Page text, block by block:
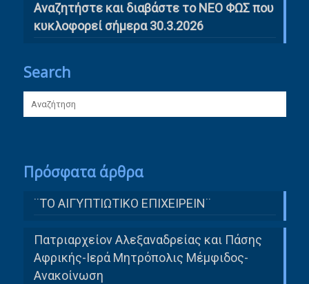
Αναζητήστε και διαβάστε το ΝΕΟ ΦΩΣ που
κυκλοφορεί σήμερα 30.3.2026
Search
Πρόσφατα άρθρα
¨ΤΟ ΑΙΓΥΠΤΙΩΤΙΚΟ ΕΠΙΧΕΙΡΕΙΝ¨
Πατριαρχείον Αλεξαναδρείας και Πάσης
Αφρικής-Ιερά Μητρόπολις Μέμφιδος-
Ανακοίνωση